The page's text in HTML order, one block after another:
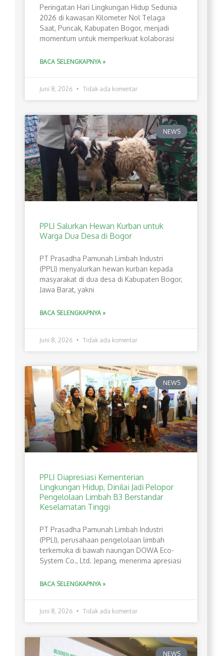
Peringatan Hari Lingkungan Hidup Sedunia
2026 di kawasan Kilometer Nol Telaga
Saat, Puncak, Kabupaten Bogor, menjadi
momentum untuk memperkuat kolaborasi
BACA SELENGKAPNYA »
Juni 8, 2026 Tidak ada komentar
NEWS
PPLI Salurkan Hewan Kurban untuk
Warga Dua Desa di Bogor
PT Prasadha Pamunah Limbah Industri
(PPLI) menyalurkan hewan kurban kepada
masyarakat di dua desa di Kabupaten Bogor,
Jawa Barat, yakni
BACA SELENGKAPNYA »
Juni 8, 2026 Tidak ada komentar
NEWS
PPLI Diapresiasi Kementerian
Lingkungan Hidup, Dinilai Jadi Pelopor
Pengelolaan Limbah B3 Berstandar
Keselamatan Tinggi
PT Prasadha Pamunah Limbah Industri
(PPLI), perusahaan pengelolaan limbah
terkemuka di bawah naungan DOWA Eco-
System Co., Ltd. Jepang, menerima apresiasi
BACA SELENGKAPNYA »
Juni 8, 2026 Tidak ada komentar
NEWS